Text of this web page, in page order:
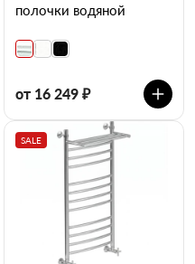
полочки водяной
от 16 249 ₽
SALE